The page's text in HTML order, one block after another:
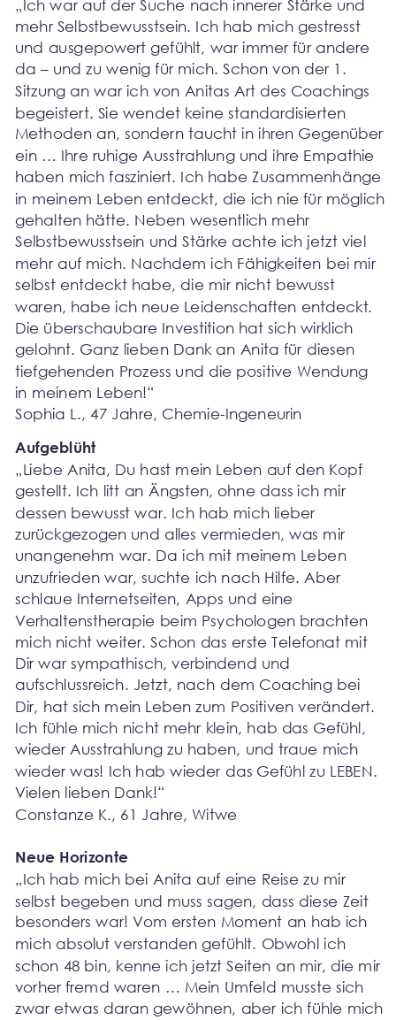
„Ich war auf der Suche nach innerer Stärke und
mehr Selbstbewusstsein. Ich hab mich gestresst
und ausgepowert gefühlt, war immer für andere
da – und zu wenig für mich. Schon von der 1.
Sitzung an war ich von Anitas Art des Coachings
begeistert. Sie wendet keine standardisierten
Methoden an, sondern taucht in ihren Gegenüber
ein … Ihre ruhige Ausstrahlung und ihre Empathie
haben mich fasziniert. Ich habe Zusammenhänge
in meinem Leben entdeckt, die ich nie für möglich
gehalten hätte. Neben wesentlich mehr
Selbstbewusstsein und Stärke achte ich jetzt viel
mehr auf mich. Nachdem ich Fähigkeiten bei mir
selbst entdeckt habe, die mir nicht bewusst
waren, habe ich neue Leidenschaften entdeckt.
Die überschaubare Investition hat sich wirklich
gelohnt. Ganz lieben Dank an Anita für diesen
tiefgehenden Prozess und die positive Wendung
in meinem Leben!“
Sophia L., 47 Jahre, Chemie-Ingeneurin
Aufgeblüht
„Liebe Anita, Du hast mein Leben auf den Kopf
gestellt. Ich litt an Ängsten, ohne dass ich mir
dessen bewusst war. Ich hab mich lieber
zurückgezogen und alles vermieden, was mir
unangenehm war. Da ich mit meinem Leben
unzufrieden war, suchte ich nach Hilfe. Aber
schlaue Internetseiten, Apps und eine
Verhaltenstherapie beim Psychologen brachten
mich nicht weiter. Schon das erste Telefonat mit
Dir war sympathisch, verbindend und
aufschlussreich. Jetzt, nach dem Coaching bei
Dir, hat sich mein Leben zum Positiven verändert.
Ich fühle mich nicht mehr klein, hab das Gefühl,
wieder Ausstrahlung zu haben, und traue mich
wieder was! Ich hab wieder das Gefühl zu LEBEN.
Vielen lieben Dank!“
Constanze K., 61 Jahre, Witwe
Neue Horizonte
„Ich hab mich bei Anita auf eine Reise zu mir
selbst begeben und muss sagen, dass diese Zeit
besonders war! Vom ersten Moment an hab ich
mich absolut verstanden gefühlt. Obwohl ich
schon 48 bin, kenne ich jetzt Seiten an mir, die mir
vorher fremd waren … Mein Umfeld musste sich
zwar etwas daran gewöhnen, aber ich fühle mich